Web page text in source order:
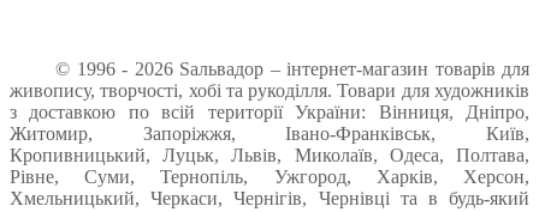
© 1996 - 2026 Sальвадор – інтернет-магазин товарів для
живопису, творчості, хобі та рукоділля. Товари для художників
з доставкою по всій території України: Вінниця, Дніпро,
Житомир, Запоріжжя, Івано-Франківськ, Київ,
Кропивницький, Луцьк, Львів, Миколаїв, Одеса, Полтава,
Рівне, Суми, Тернопіль, Ужгород, Харків, Херсон,
Хмельницький, Черкаси, Чернігів, Чернівці та в будь-який